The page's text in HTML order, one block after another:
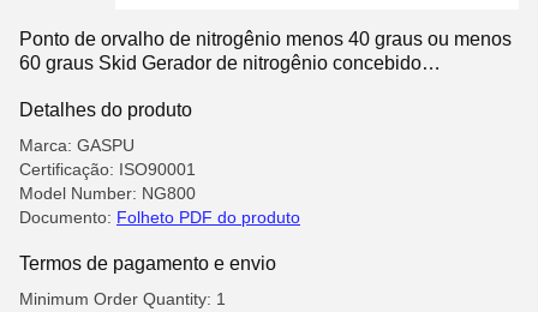
Ponto de orvalho de nitrogênio menos 40 graus ou menos
60 graus Skid Gerador de nitrogênio concebido
Detalhes do produto
Marca: GASPU
Certificação: ISO90001
Model Number: NG800
Documento: Folheto PDF do produto
Termos de pagamento e envio
Minimum Order Quantity: 1